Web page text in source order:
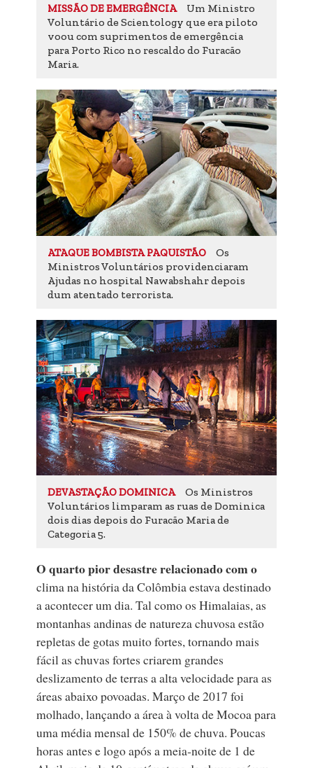
MISSÃO DE EMERGÊNCIA
Um Ministro
Voluntário de Scientology que era piloto
voou com suprimentos de emergência
para Porto Rico no rescaldo do Furacão
Maria.
ATAQUE BOMBISTA PAQUISTÃO
Os
Ministros Voluntários providenciaram
Ajudas no hospital Nawabshahr depois
dum atentado terrorista.
DEVASTAÇÃO DOMINICA
Os Ministros
Voluntários limparam as ruas de Dominica
dois dias depois do Furacão Maria de
Categoria 5.
O quarto pior desastre relacionado com o
clima na história da Colômbia estava destinado
a acontecer um dia. Tal como os Himalaias, as
montanhas andinas de natureza chuvosa estão
repletas de gotas muito fortes, tornando mais
fácil as chuvas fortes criarem grandes
deslizamento de terras a alta velocidade para as
áreas abaixo povoadas. Março de 2017 foi
molhado, lançando a área à volta de Mocoa para
uma média mensal de 150% de chuva. Poucas
horas antes e logo após a meia‑noite de 1 de